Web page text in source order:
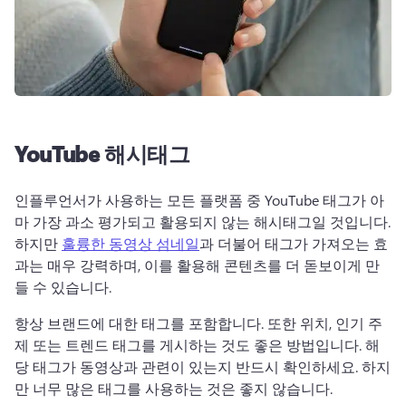
YouTube 해시태그
인플루언서가 사용하는 모든 플랫폼 중 YouTube 태그가 아
마 가장 과소 평가되고 활용되지 않는 해시태그일 것입니다.
하지만 훌륭한 동영상 섬네일과 더불어 태그가 가져오는 효
과는 매우 강력하며, 이를 활용해 콘텐츠를 더 돋보이게 만
들 수 있습니다.
항상 브랜드에 대한 태그를 포함합니다. 또한 위치, 인기 주
제 또는 트렌드 태그를 게시하는 것도 좋은 방법입니다. 해
당 태그가 동영상과 관련이 있는지 반드시 확인하세요. 하지
만 너무 많은 태그를 사용하는 것은 좋지 않습니다.